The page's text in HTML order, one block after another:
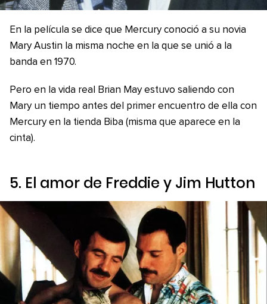
En la película se dice que Mercury conoció a su novia
Mary Austin la misma noche en la que se unió a la
banda en 1970.
Pero en la vida real Brian May estuvo saliendo con
Mary un tiempo antes del primer encuentro de ella con
Mercury en la tienda Biba (misma que aparece en la
cinta).
5. El amor de Freddie y Jim Hutton